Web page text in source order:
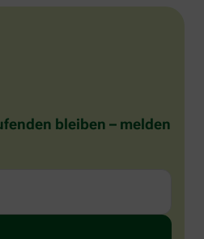
bleiben – melden